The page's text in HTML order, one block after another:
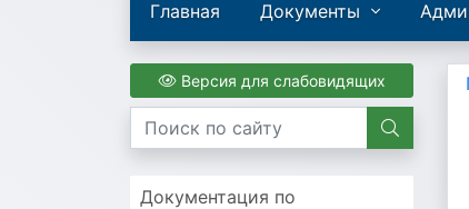
Главная Документы
Версия для слабовидящих
Документация по